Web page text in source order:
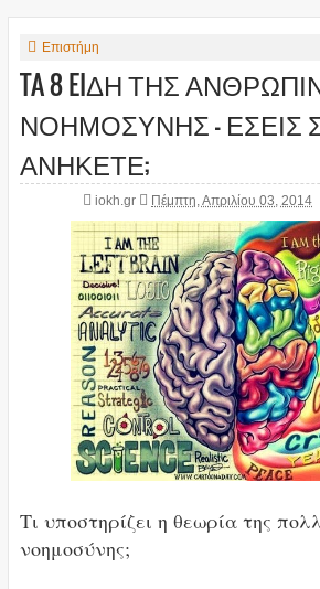
Επιστήμη
TA 8 EIΔΗ ΤΗΣ
ΝΟΗΜΟΣΥΝΗΣ - ΕΣΕΙΣ
ΑΝΗΚΕΤΕ;
iokh.gr Πέμπτη, Απριλίου 03, 2014
Τι υποστηρίζει η θεωρία της
νοημοσύνης;